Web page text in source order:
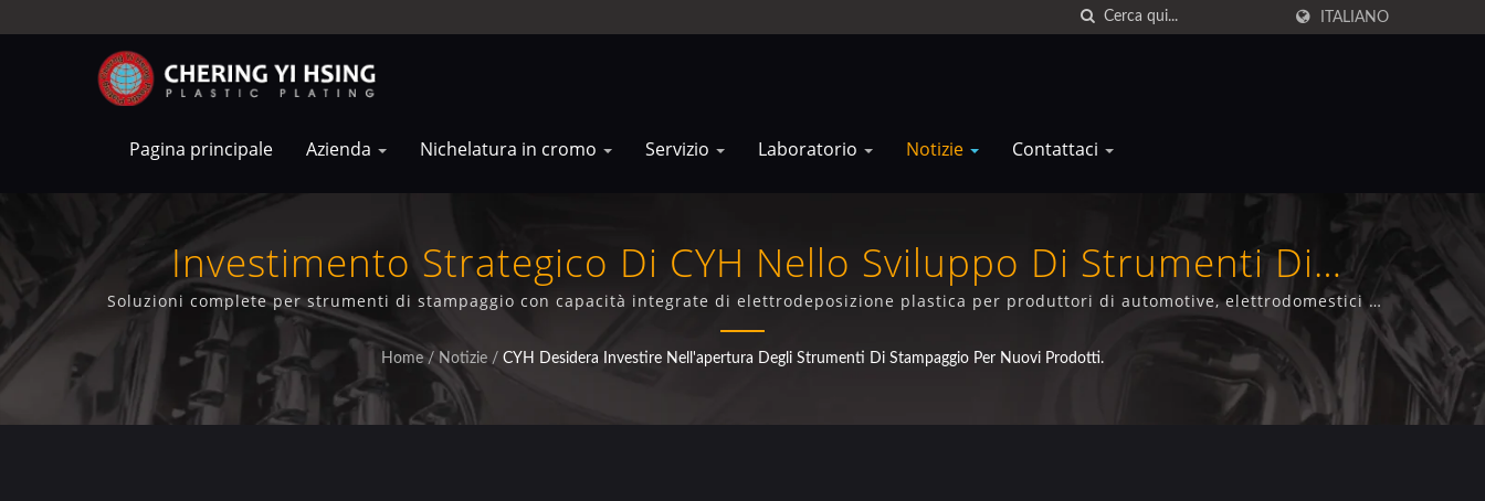
ITALIANO
Pagina principale Azienda Nichelatura in cromo Servizio Laboratorio Notizie Contattaci
Investimento Strategico Di CYH Nello Sviluppo Di Strumenti Di
Stampaggio Per Nuovi Prodotti
Soluzioni complete per strumenti di stampaggio con capacità integrate di elettrodeposizione plastica per produttori di automotive, elettrodomestici e
motocicli che cercano servizi di sviluppo prodotto a sportello unico.
Home / Notizie / CYH Desidera Investire Nell'apertura Degli Strumenti Di Stampaggio Per Nuovi Prodotti.